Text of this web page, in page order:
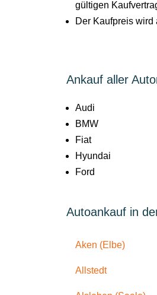
gültigen
Der Kaufpreis wird
Ankauf aller
Audi
BMW
Fiat
Hyundai
Ford
Autoankauf in
Aken (Elbe)
Allstedt